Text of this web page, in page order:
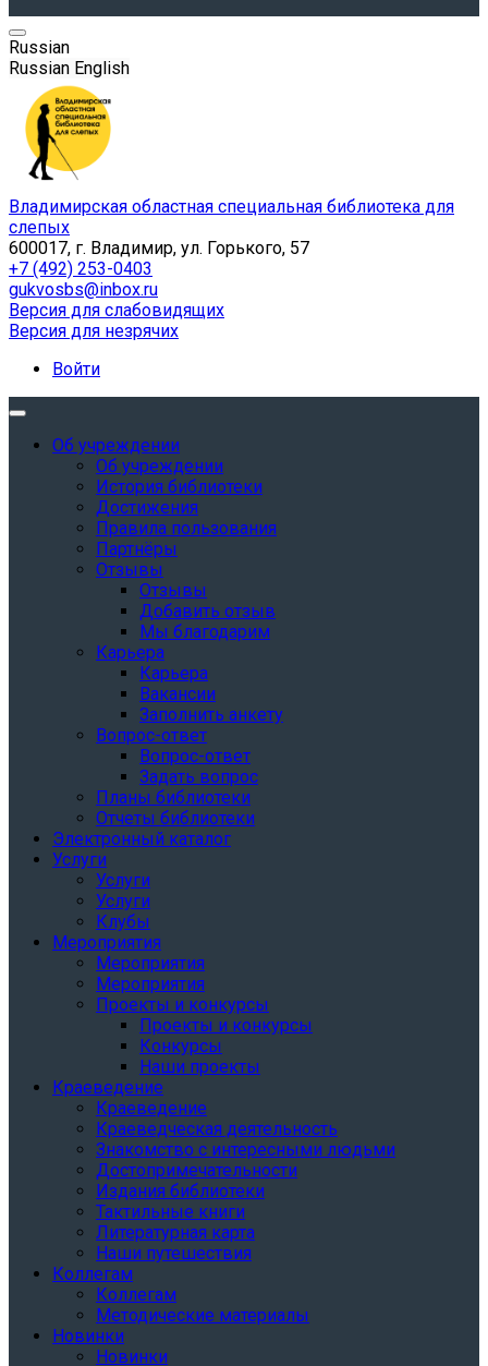
Russian
Russian English
Владимирская областная специальная библиотека для
слепых
600017, г. Владимир, ул. Горького, 57
+7 (492) 253-0403
gukvosbs@inbox.ru
Версия для слабовидящих
Версия для незрячих
Войти
Об учреждении
Об учреждении
История библиотеки
Достижения
Правила пользования
Партнёры
Отзывы
Отзывы
Добавить отзыв
Мы благодарим
Карьера
Карьера
Вакансии
Заполнить анкету
Вопрос-ответ
Вопрос-ответ
Задать вопрос
Планы библиотеки
Отчеты библиотеки
Электронный каталог
Услуги
Услуги
Услуги
Клубы
Мероприятия
Мероприятия
Мероприятия
Проекты и конкурсы
Проекты и конкурсы
Конкурсы
Наши проекты
Краеведение
Краеведение
Краеведческая деятельность
Знакомство с интересными людьми
Достопримечательности
Издания библиотеки
Тактильные книги
Литературная карта
Наши путешествия
Коллегам
Коллегам
Методические материалы
Новинки
Новинки